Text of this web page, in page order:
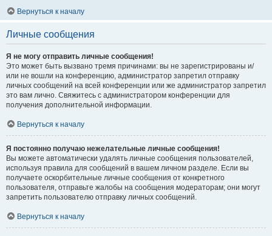
Вернуться к началу
Личные сообщения
Я не могу отправить личные сообщения!
Это может быть вызвано тремя причинами: вы не зарегистрированы и/
или не вошли на конференцию, администратор запретил отправку
личных сообщений на всей конференции или же администратор запретил
это вам лично. Свяжитесь с администратором конференции для
получения дополнительной информации.
Вернуться к началу
Я постоянно получаю нежелательные личные сообщения!
Вы можете автоматически удалять личные сообщения пользователей,
используя правила для сообщений в вашем личном разделе. Если вы
получаете оскорбительные личные сообщения от конкретного
пользователя, отправьте жалобы на сообщения модераторам; они могут
запретить пользователю отправку личных сообщений.
Вернуться к началу